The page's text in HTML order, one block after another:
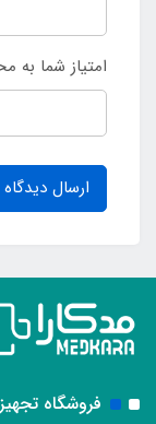
امتیاز شما به
ارسال دیدگاه
فروشگاه